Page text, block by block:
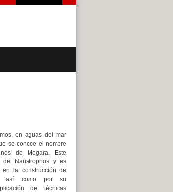
en aguas del mar
se conoce el nombre
de Megara. Este
de Naustrophos y es
la construcción de
así como por su
de técnicas